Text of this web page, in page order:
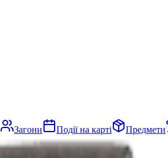
Загони Події на карті Предмети